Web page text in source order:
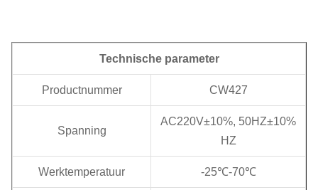
Technische parameter
Productnummer CW427
Spanning
AC220V±10%, 50HZ±10%
HZ
Werktemperatuur -25℃-70℃